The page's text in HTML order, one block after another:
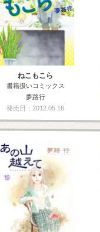
ねこもこら
書籍扱いコミックス
夢路行
発売日：2012.05.16